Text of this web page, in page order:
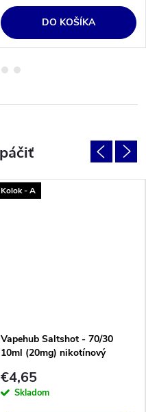
DO KOŠÍKA
Kolok - A
Vapehub Saltshot - 70/30
10ml (20mg) nikotínový
€4,65
Skladom